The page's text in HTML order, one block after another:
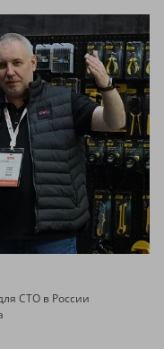
СТО в России